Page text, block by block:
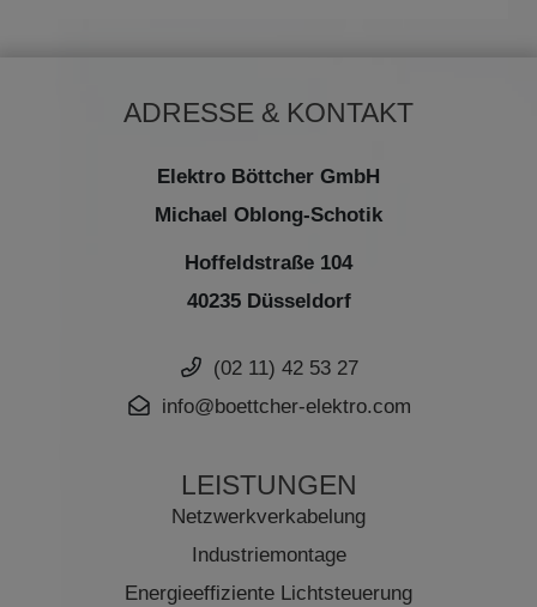
ADRESSE & KONTAKT
Elektro Böttcher GmbH
Michael Oblong-Schotik
Hoffeldstraße 104
40235 Düsseldorf
(02 11) 42 53 27
info@boettcher-elektro.com
LEISTUNGEN
Netzwerkverkabelung
Industriemontage
Energieeffiziente Lichtsteuerung